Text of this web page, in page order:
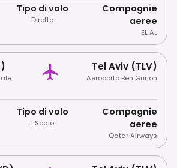
Tipo di volo
Diretto
Compagnie
aeree
EL AL
Tel Aviv (TLV)
Aeroporto Ben Gurion
Tipo di volo
1 Scalo
Compagnie
aeree
Qatar Airways